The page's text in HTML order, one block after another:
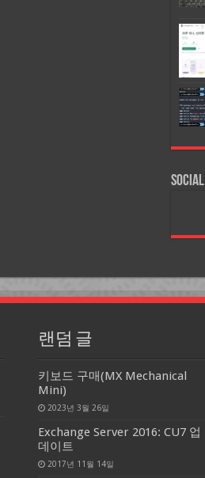
Social
랜덤 글
키보드 구매(MX Mechanical
Mini)
2023년 3월 26일
Exchange Server 2016: CU7 업
데이트
2017년 11월 14일